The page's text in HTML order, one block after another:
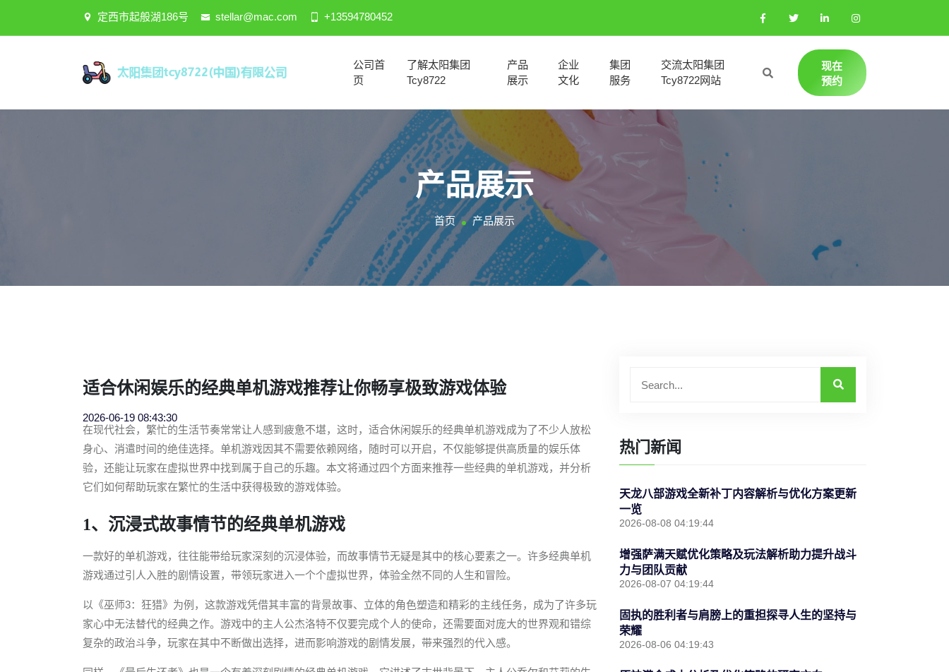
定西市起般湖186号 stellar@mac.com +13594780452
公司首
页
了解太阳集团
Tcy8722
产品
展示
企业
文化
集团
服务
交流太阳集团
Tcy8722网站
现在
预约
产品展示
首页 产品展示
适合休闲娱乐的经典单机游戏推荐让你畅享极致游戏体验
2026-06-19 08:43:30
在现代社会，繁忙的生活节奏常常让人感到疲惫不堪，这时，适合休闲娱乐的经典单机游戏成为了不少人放松
身心、消遣时间的绝佳选择。单机游戏因其不需要依赖网络，随时可以开启，不仅能够提供高质量的娱乐体
验，还能让玩家在虚拟世界中找到属于自己的乐趣。本文将通过四个方面来推荐一些经典的单机游戏，并分析
它们如何帮助玩家在繁忙的生活中获得极致的游戏体验。
1、沉浸式故事情节的经典单机游戏
一款好的单机游戏，往往能带给玩家深刻的沉浸体验，而故事情节无疑是其中的核心要素之一。许多经典单机
游戏通过引人入胜的剧情设置，带领玩家进入一个个虚拟世界，体验全然不同的人生和冒险。
以《巫师3：狂猎》为例，这款游戏凭借其丰富的背景故事、立体的角色塑造和精彩的主线任务，成为了许多玩
家心中无法替代的经典之作。游戏中的主人公杰洛特不仅要完成个人的使命，还需要面对庞大的世界观和错综
复杂的政治斗争，玩家在其中不断做出选择，进而影响游戏的剧情发展，带来强烈的代入感。
热门新闻
天龙八部游戏全新补丁内容解析与优化方案更新
一览
2026-08-08 04:19:44
增强萨满天赋优化策略及玩法解析助力提升战斗
力与团队贡献
2026-08-07 04:19:44
固执的胜利者与肩膀上的重担探寻人生的坚持与
荣耀
2026-08-06 04:19:43